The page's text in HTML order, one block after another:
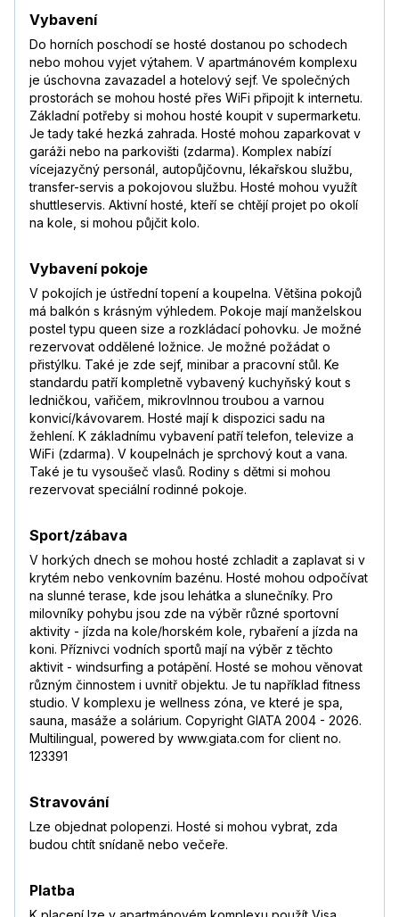
Vybavení
Do horních poschodí se hosté dostanou po schodech
nebo mohou vyjet výtahem. V apartmánovém komplexu
je úschovna zavazadel a hotelový sejf. Ve společných
prostorách se mohou hosté přes WiFi připojit k internetu.
Základní potřeby si mohou hosté koupit v supermarketu.
Je tady také hezká zahrada. Hosté mohou zaparkovat v
garáži nebo na parkovišti (zdarma). Komplex nabízí
vícejazyčný personál, autopůjčovnu, lékařskou službu,
transfer-servis a pokojovou službu. Hosté mohou využít
shuttleservis. Aktivní hosté, kteří se chtějí projet po okolí
na kole, si mohou půjčit kolo.
Vybavení pokoje
V pokojích je ústřední topení a koupelna. Většina pokojů
má balkón s krásným výhledem. Pokoje mají manželskou
postel typu queen size a rozkládací pohovku. Je možné
rezervovat oddělené ložnice. Je možné požádat o
přistýlku. Také je zde sejf, minibar a pracovní stůl. Ke
standardu patří kompletně vybavený kuchyňský kout s
ledničkou, vařičem, mikrovlnnou troubou a varnou
konvicí/kávovarem. Hosté mají k dispozici sadu na
žehlení. K základnímu vybavení patří telefon, televize a
WiFi (zdarma). V koupelnách je sprchový kout a vana.
Také je tu vysoušeč vlasů. Rodiny s dětmi si mohou
rezervovat speciální rodinné pokoje.
Sport/zábava
V horkých dnech se mohou hosté zchladit a zaplavat si v
krytém nebo venkovním bazénu. Hosté mohou odpočívat
na slunné terase, kde jsou lehátka a slunečníky. Pro
milovníky pohybu jsou zde na výběr různé sportovní
aktivity - jízda na kole/horském kole, rybaření a jízda na
koni. Příznivci vodních sportů mají na výběr z těchto
aktivit - windsurfing a potápění. Hosté se mohou věnovat
různým činnostem i uvnitř objektu. Je tu například fitness
studio. V komplexu je wellness zóna, ve které je spa,
sauna, masáže a solárium. Copyright GIATA 2004 - 2026.
Multilingual, powered by www.giata.com for client no.
123391
Stravování
Lze objednat polopenzi. Hosté si mohou vybrat, zda
budou chtít snídaně nebo večeře.
Platba